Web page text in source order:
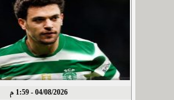
04/08/2026 - 1:59 م